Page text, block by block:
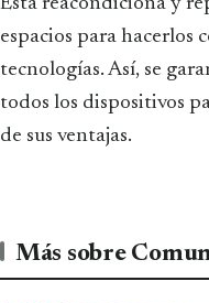
espacios para hacerlos
tecnologías. Así, se
todos los dispositivos
de sus ventajas.
Más sobre